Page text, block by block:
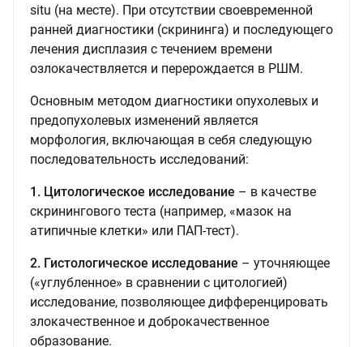
situ (на месте). При отсутствии своевременной
ранней диагностики (скрининга) и последующего
лечения дисплазия с течением времени
озлокачествляется и перерождается в РШМ.
Основным методом диагностики опухолевых и
предопухолевых изменений является
морфология, включающая в себя следующую
последовательность исследований:
1. Цитологическое исследование – в качестве
скринингового теста (например, «мазок на
атипичные клетки» или ПАП-тест).
2. Гистологическое исследование – уточняющее
(«углубленное» в сравнении с цитологией)
исследование, позволяющее дифференцировать
злокачественное и доброкачественное
образование.